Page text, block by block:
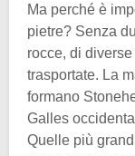
Ma perché è
pietre? Senza
rocce, di
trasportate. La
formano
Galles
Quelle più